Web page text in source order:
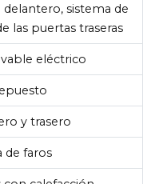
sistema de
las puertas traseras
eléctrico
y trasero
de faros